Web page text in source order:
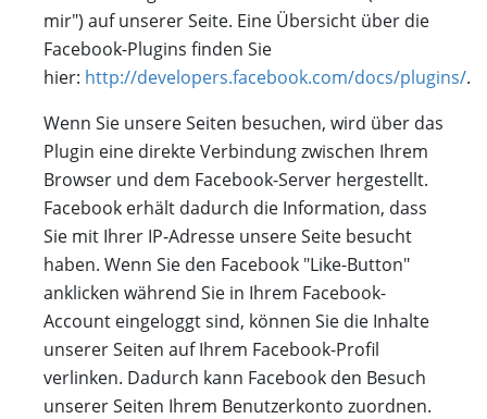
mir") auf unserer Seite. Eine Übersicht über die
Facebook-Plugins finden Sie
hier: http://developers.facebook.com/docs/plugins/.
Wenn Sie unsere Seiten besuchen, wird über das
Plugin eine direkte Verbindung zwischen Ihrem
Browser und dem Facebook-Server hergestellt.
Facebook erhält dadurch die Information, dass
Sie mit Ihrer IP-Adresse unsere Seite besucht
haben. Wenn Sie den Facebook "Like-Button"
anklicken während Sie in Ihrem Facebook-
Account eingeloggt sind, können Sie die Inhalte
unserer Seiten auf Ihrem Facebook-Profil
verlinken. Dadurch kann Facebook den Besuch
unserer Seiten Ihrem Benutzerkonto zuordnen.